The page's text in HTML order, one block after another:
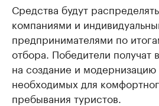
Средства будут
компаниями и
предпринимателями по
отбора. Победители получат
на создание и модернизацию
необходимых для
пребывания туристов.